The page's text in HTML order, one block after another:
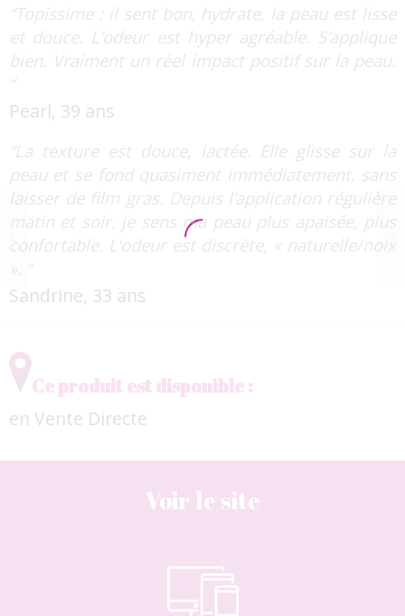
“Topissime : il sent bon, hydrate, la peau est lisse
et douce. L’odeur est hyper agréable. S’applique
bien. Vraiment un réel impact positif sur la peau.
“
Pearl, 39 ans
“La texture est douce, lactée. Elle glisse sur la
peau et se fond quasiment immédiatement, sans
laisser de film gras. Depuis l’application régulière
matin et soir, je sens ma peau plus apaisée, plus
confortable. L’odeur est discrète, « naturelle/noix
». “
Sandrine, 33 ans
Ce produit est disponible :
en Vente Directe
Voir le site
Sérum infusé anti-âge
ENSÈME